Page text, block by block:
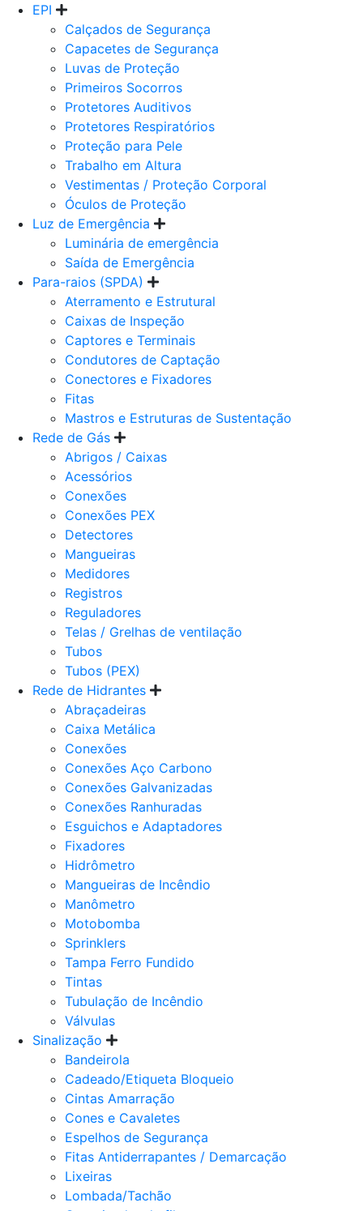
EPI
Calçados de Segurança
Capacetes de Segurança
Luvas de Proteção
Primeiros Socorros
Protetores Auditivos
Protetores Respiratórios
Proteção para Pele
Trabalho em Altura
Vestimentas / Proteção Corporal
Óculos de Proteção
Luz de Emergência
Luminária de emergência
Saída de Emergência
Para-raios (SPDA)
Aterramento e Estrutural
Caixas de Inspeção
Captores e Terminais
Condutores de Captação
Conectores e Fixadores
Fitas
Mastros e Estruturas de Sustentação
Rede de Gás
Abrigos / Caixas
Acessórios
Conexões
Conexões PEX
Detectores
Mangueiras
Medidores
Registros
Reguladores
Telas / Grelhas de ventilação
Tubos
Tubos (PEX)
Rede de Hidrantes
Abraçadeiras
Caixa Metálica
Conexões
Conexões Aço Carbono
Conexões Galvanizadas
Conexões Ranhuradas
Esguichos e Adaptadores
Fixadores
Hidrômetro
Mangueiras de Incêndio
Manômetro
Motobomba
Sprinklers
Tampa Ferro Fundido
Tintas
Tubulação de Incêndio
Válvulas
Sinalização
Bandeirola
Cadeado/Etiqueta Bloqueio
Cintas Amarração
Cones e Cavaletes
Espelhos de Segurança
Fitas Antiderrapantes / Demarcação
Lixeiras
Lombada/Tachão